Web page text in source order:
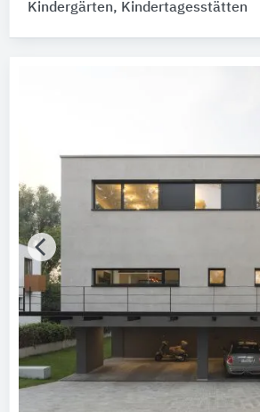
Kindergärten, Kindertagesstätten